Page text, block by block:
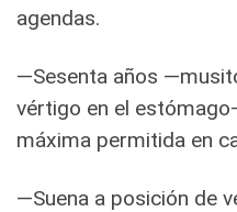
agendas.
—Sesenta años
vértigo en el
máxima permitida en
—Suena a posición de